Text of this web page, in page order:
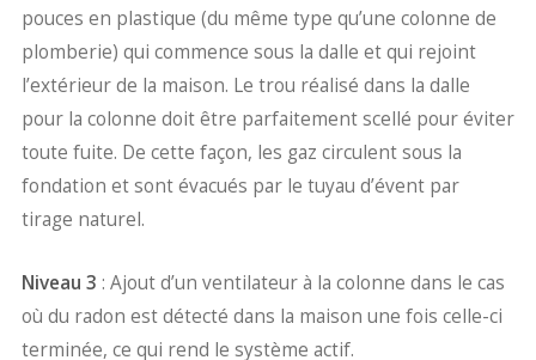
pouces en plastique (du même type qu’une colonne de
plomberie) qui commence sous la dalle et qui rejoint
l’extérieur de la maison. Le trou réalisé dans la dalle
pour la colonne doit être parfaitement scellé pour éviter
toute fuite. De cette façon, les gaz circulent sous la
fondation et sont évacués par le tuyau d’évent par
tirage naturel.
Niveau 3 : Ajout d’un ventilateur à la colonne dans le cas
où du radon est détecté dans la maison une fois celle-ci
terminée, ce qui rend le système actif.